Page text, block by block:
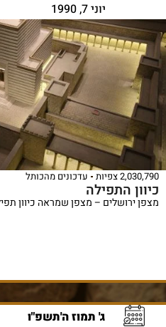
יוני 7, 1990
2,030,790 צפיות עדכונים מהכותל
כיוון התפילה
מצפן ירושלים – מצפן שמראה כיוון
ג' תמוז ה'תשפ"ו